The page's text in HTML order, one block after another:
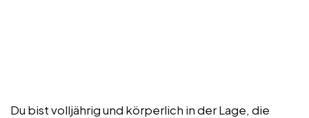
Du bist volljährig und körperlich in der Lage, die